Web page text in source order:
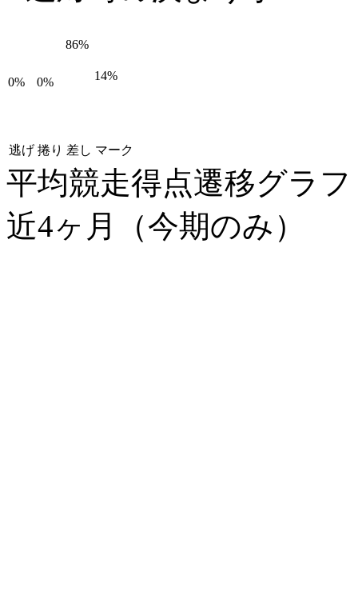
0% 0%
86%
14%
逃げ 捲り 差し マーク
平均競走得点遷移グラ
近4ヶ月（今期のみ）